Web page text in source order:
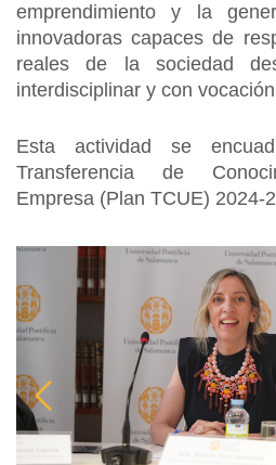
emprendimiento y la
innovadoras capaces de
reales de la sociedad
interdisciplinar y con
Esta actividad se
Transferencia de
Empresa (Plan TCUE) 2024-